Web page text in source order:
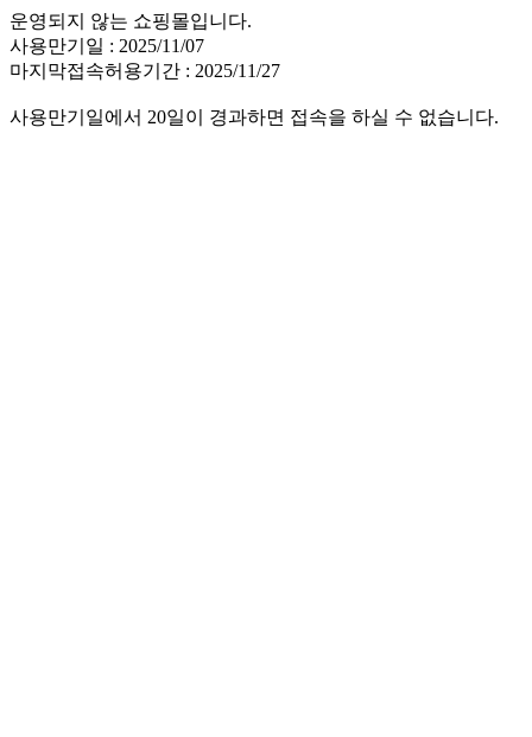
운영되지 않는 쇼핑몰입니다.
사용만기일 : 2025/11/07
마지막접속허용기간 : 2025/11/27
사용만기일에서 20일이 경과하면 접속을 하실 수 없습니다.